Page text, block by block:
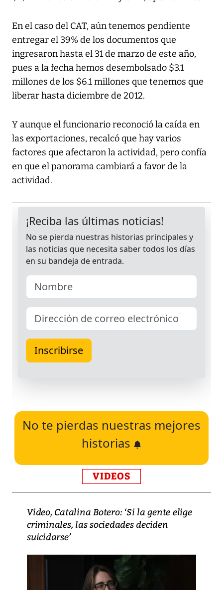
En el caso del CAT, aún tenemos pendiente
entregar el 39% de los documentos que
ingresaron hasta el 31 de marzo de este año,
pues a la fecha hemos desembolsado $3.1
millones de los $6.1 millones que tenemos que
liberar hasta diciembre de 2012.
Y aunque el funcionario reconoció la caída en
las exportaciones, recalcó que hay varios
factores que afectaron la actividad, pero confía
en que el panorama cambiará a favor de la
actividad.
No te pierdas nuestras mejores
historias
VIDEOS
Video, Catalina Botero: ‘Si la gente elige
criminales, las sociedades deciden
suicidarse’